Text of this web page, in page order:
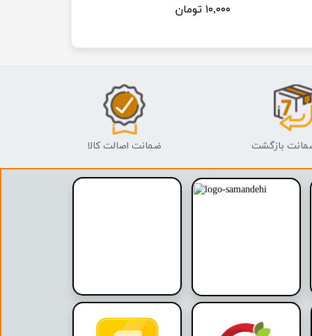
۱۰,۰۰۰ تومان
ضمانت اصالت کالا